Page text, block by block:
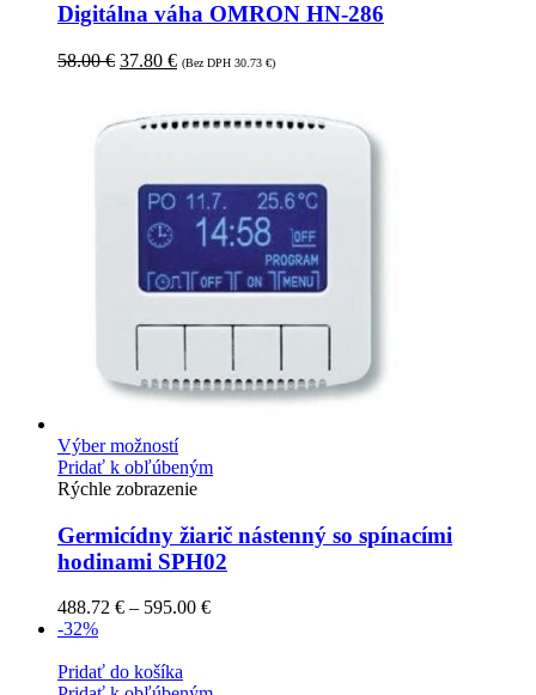
Digitálna váha OMRON HN-286
58.00€ 37.80 € (Bez DPH 30.73 €)
Výber možností
Pridať k obľúbeným
Rýchle zobrazenie
Germicídny žiarič nástenný so spínacími
hodinami SPH02
488.72 € – 595.00 €
-32%
Pridať do košíka